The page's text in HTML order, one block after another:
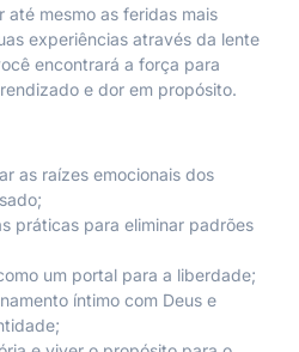
até mesmo as feridas mais
experiências através da lente
encontrará a força para
e dor em propósito.
as raízes emocionais dos
práticas para eliminar padrões
um portal para a liberdade;
íntimo com Deus e